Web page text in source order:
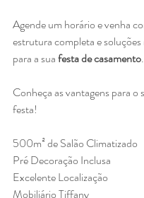
Agende um horário e venha
estrutura completa e
para a sua festa de casamento.
Conheça as vantagens para o
festa!
500m² de Salão Climatizado
Pré Decoração Inclusa
Excelente Localização
Mobiliário Tiffany